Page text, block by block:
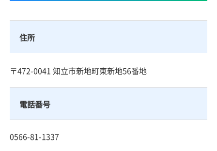
住所
〒472-0041 知立市新地町東新地56番地
電話番号
0566-81-1337